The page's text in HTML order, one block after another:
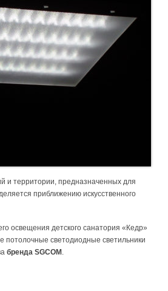
и территории, предназначенных для
приближению искусственного
освещения детского санатория «Кедр»
потолочные светодиодные светильники
бренда SGCOM .